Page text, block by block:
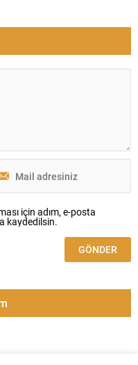
için adım, e-posta
kaydedilsin.